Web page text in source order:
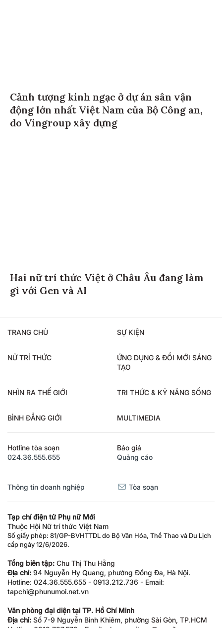
Cảnh tượng kinh ngạc ở dự án sân vận
động lớn nhất Việt Nam của Bộ Công an,
do Vingroup xây dựng
Hai nữ trí thức Việt ở Châu Âu đang làm
gì với Gen và AI
TRANG CHỦ SỰ KIỆN
NỮ TRÍ THỨC
ỨNG DỤNG & ĐỔI MỚI SÁNG
TẠO
NHÌN RA THẾ GIỚI TRI THỨC & KỸ NĂNG SỐNG
BÌNH ĐẲNG GIỚI MULTIMEDIA
Hotline tòa soạn
024.36.555.655
Báo giá
Quảng cáo
Thông tin doanh nghiệp Tòa soạn
Tạp chí điện tử Phụ nữ Mới
Thuộc Hội Nữ trí thức Việt Nam
Số giấy phép: 81/GP-BVHTTDL do Bộ Văn Hóa, Thể Thao và Du Lịch
cấp ngày 12/6/2026.
Tổng biên tập: Chu Thị Thu Hằng
Địa chỉ: 94 Nguyễn Hy Quang, phường Đống Đa, Hà Nội.
Hotline: 024.36.555.655 - 0913.212.736 - Email:
tapchi@phunumoi.net.vn
Văn phòng đại diện tại TP. Hồ Chí Minh
Địa chỉ: Số 7-9 Nguyễn Bỉnh Khiêm, phường Sài Gòn, TP.HCM